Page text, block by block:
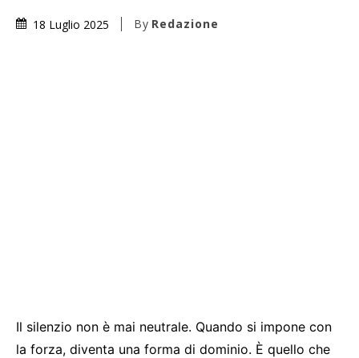
18 Luglio 2025 By Redazione
Il silenzio non è mai neutrale. Quando si impone con
la forza, diventa una forma di dominio. È quello che